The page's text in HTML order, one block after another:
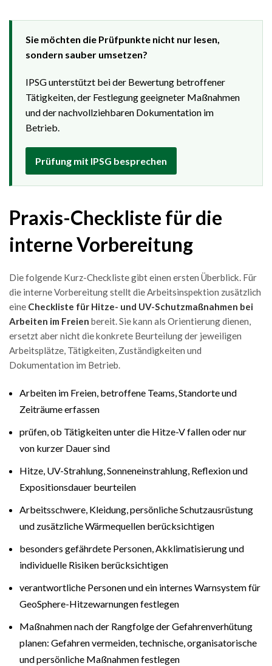
Sie möchten die Prüfpunkte nicht nur lesen,
sondern sauber umsetzen?
IPSG unterstützt bei der Bewertung betroffener
Tätigkeiten, der Festlegung geeigneter Maßnahmen
und der nachvollziehbaren Dokumentation im
Betrieb.
Prüfung mit IPSG besprechen
Praxis-Checkliste für die
interne Vorbereitung
Die folgende Kurz-Checkliste gibt einen ersten Überblick. Für
die interne Vorbereitung stellt die Arbeitsinspektion zusätzlich
eine Checkliste für Hitze- und UV-Schutzmaßnahmen bei
Arbeiten im Freien bereit. Sie kann als Orientierung dienen,
ersetzt aber nicht die konkrete Beurteilung der jeweiligen
Arbeitsplätze, Tätigkeiten, Zuständigkeiten und
Dokumentation im Betrieb.
Arbeiten im Freien, betroffene Teams, Standorte und
Zeiträume erfassen
prüfen, ob Tätigkeiten unter die Hitze-V fallen oder nur
von kurzer Dauer sind
Hitze, UV-Strahlung, Sonneneinstrahlung, Reflexion und
Expositionsdauer beurteilen
Arbeitsschwere, Kleidung, persönliche Schutzausrüstung
und zusätzliche Wärmequellen berücksichtigen
besonders gefährdete Personen, Akklimatisierung und
individuelle Risiken berücksichtigen
verantwortliche Personen und ein internes Warnsystem für
GeoSphere-Hitzewarnungen festlegen
Maßnahmen nach der Rangfolge der Gefahrenverhütung
planen: Gefahren vermeiden, technische, organisatorische
und persönliche Maßnahmen festlegen